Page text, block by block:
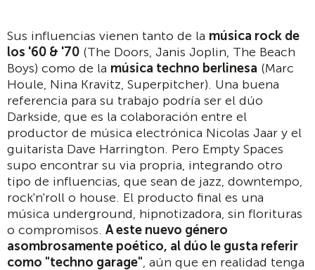
Sus influencias vienen tanto de la música rock de
los '60 & '70 (The Doors, Janis Joplin, The Beach
Boys) como de la música techno berlinesa (Marc
Houle, Nina Kravitz, Superpitcher). Una buena
referencia para su trabajo podría ser el dúo
Darkside, que es la colaboración entre el
productor de música electrónica Nicolas Jaar y el
guitarista Dave Harrington. Pero Empty Spaces
supo encontrar su via propria, integrando otro
tipo de influencias, que sean de jazz, downtempo,
rock'n'roll o house. El producto final es una
música underground, hipnotizadora, sin florituras
o compromisos. A este nuevo género
asombrosamente poético, al dúo le gusta referir
como "techno garage", aún que en realidad tenga